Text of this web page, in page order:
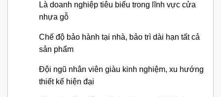
Là doanh nghiệp tiêu biểu trong lĩnh vực cửa
nhựa gỗ
Chế độ bảo hành tại nhà, bảo trì dài hạn tất cả
sản phẩm
Đội ngũ nhân viên giàu kinh nghiệm, xu hướng
thiết kế hiện đại